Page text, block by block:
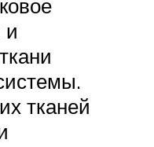
и
тканей